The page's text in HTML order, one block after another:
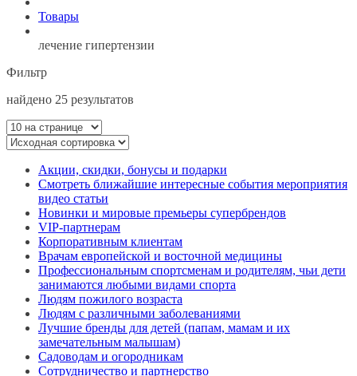
Товары
лечение гипертензии
Фильтр
найдено 25 результатов
Акции, скидки, бонусы и подарки
Смотреть ближайшие интересные события мероприятия
видео статьи
Новинки и мировые премьеры супербрендов
VIP-партнерам
Корпоративным клиентам
Врачам европейской и восточной медицины
Профессиональным спортсменам и родителям, чьи дети
занимаются любыми видами спорта
Людям пожилого возраста
Людям с различными заболеваниями
Лучшие бренды для детей (папам, мамам и их
замечательным малышам)
Садоводам и огородникам
Сотрудничество и партнерство